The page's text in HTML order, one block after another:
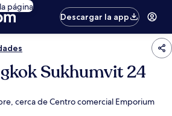
página
Descargar la app
Sukhumvit 24
cerca de Centro comercial Emporium